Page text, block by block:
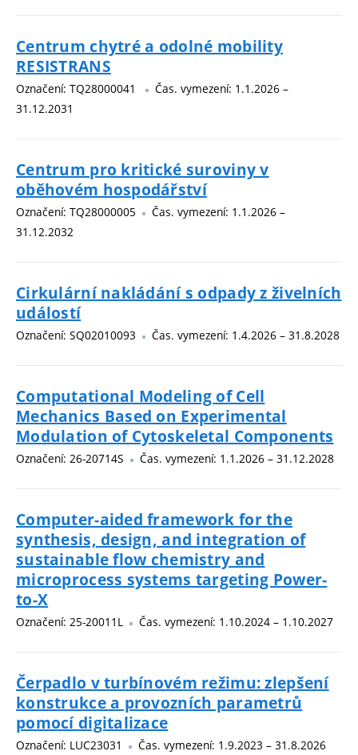
Centrum chytré a odolné mobility
RESISTRANS
Označení: TQ28000041
Čas. vymezení: 1.1.2026 –
31.12.2031
Centrum pro kritické suroviny v
oběhovém hospodářství
Označení: TQ28000005
Čas. vymezení: 1.1.2026 –
31.12.2032
Cirkulární nakládání s odpady z živelních
událostí
Označení: SQ02010093 Čas. vymezení: 1.4.2026 – 31.8.2028
Computational Modeling of Cell
Mechanics Based on Experimental
Modulation of Cytoskeletal Components
Označení: 26-20714S Čas. vymezení: 1.1.2026 – 31.12.2028
Computer-aided framework for the
synthesis, design, and integration of
sustainable flow chemistry and
microprocess systems targeting Power-
to-X
Označení: 25-20011L Čas. vymezení: 1.10.2024 – 1.10.2027
Čerpadlo v turbínovém režimu: zlepšení
konstrukce a provozních parametrů
pomocí digitalizace
Označení: LUC23031 Čas. vymezení: 1.9.2023 – 31.8.2026